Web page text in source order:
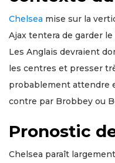
Chelsea mise sur la
Ajax tentera de garder
Les Anglais devraient
les centres et presser
probablement attendre
contre par Brobbey ou
Pronostic
Chelsea paraît